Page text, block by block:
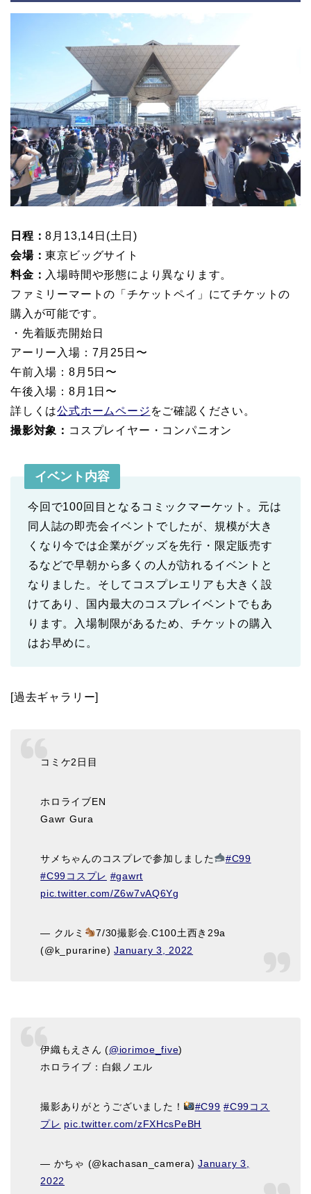
日程：8月13,14日(土日)
会場：東京ビッグサイト
料金： 入場時間や形態により異なります。
ファミリーマートの「チケットペイ」にてチケットの
購入が可能です。
・先着販売開始日
アーリー入場：7月25日〜
午前入場：8月5日〜
午後入場：8月1日〜
詳しくは公式ホームページ をご確認ください。
撮影対象： コスプレイヤー・コンパニオン
イベント内容
今回で100回目となるコミックマーケット。元は
同人誌の即売会イベントでしたが、規模が大き
くなり今では企業がグッズを先行・限定販売す
るなどで早朝から多くの人が訪れるイベントと
なりました。そしてコスプレエリアも大きく設
けてあり、国内最大のコスプレイベントでもあ
ります。入場制限があるため、チケットの購入
はお早めに。
[過去ギャラリー]
コミケ2日目
ホロライブEN
Gawr Gura
サメちゃんのコスプレで参加しました
#C99
#C99コスプレ #gawrt
pic.twitter.com/Z6w7vAQ6Yg
— クルミ
7/30撮影会.C100土西き29a
(@k_purarine)January 3, 2022
伊織もえさん (@iorimoe_five)
ホロライブ：白銀ノエル
撮影ありがとうございました！ #C99 #C99コス
プレ pic.twitter.com/zFXHcsPeBH
— かちゃ (@kachasan_camera)January 3,
2022